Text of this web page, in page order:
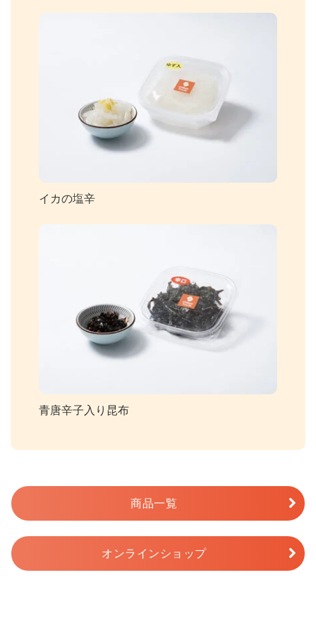
イカの塩辛
青唐辛子入り昆布
商品一覧
オンラインショップ